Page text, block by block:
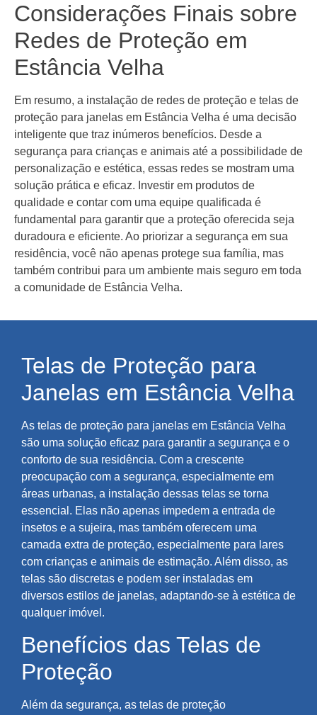
Considerações Finais sobre
Redes de Proteção em
Estância Velha
Em resumo, a instalação de redes de proteção e telas de
proteção para janelas em Estância Velha é uma decisão
inteligente que traz inúmeros benefícios. Desde a
segurança para crianças e animais até a possibilidade de
personalização e estética, essas redes se mostram uma
solução prática e eficaz. Investir em produtos de
qualidade e contar com uma equipe qualificada é
fundamental para garantir que a proteção oferecida seja
duradoura e eficiente. Ao priorizar a segurança em sua
residência, você não apenas protege sua família, mas
também contribui para um ambiente mais seguro em toda
a comunidade de Estância Velha.
Telas de Proteção para
Janelas em Estância Velha
As telas de proteção para janelas em Estância Velha
são uma solução eficaz para garantir a segurança e o
conforto de sua residência. Com a crescente
preocupação com a segurança, especialmente em
áreas urbanas, a instalação dessas telas se torna
essencial. Elas não apenas impedem a entrada de
insetos e a sujeira, mas também oferecem uma
camada extra de proteção, especialmente para lares
com crianças e animais de estimação. Além disso, as
telas são discretas e podem ser instaladas em
diversos estilos de janelas, adaptando-se à estética de
qualquer imóvel.
Benefícios das Telas de
Proteção
Além da segurança, as telas de proteção